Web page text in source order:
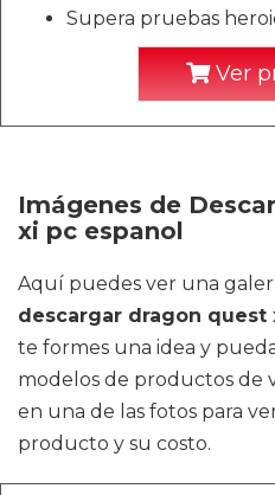
Supera pruebas
Ver
Imágenes de
xi pc espanol
Aquí puedes ver una
descargar dragon quest
te formes una idea y
modelos de productos de
en una de las fotos para
producto y su costo.